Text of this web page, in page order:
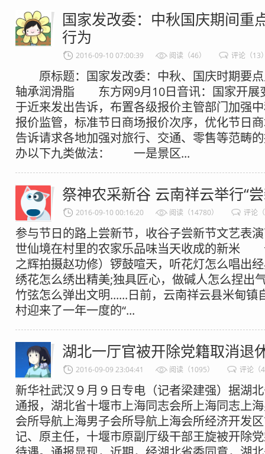
国家发改委：中秋国庆期间重
行为
2016-09-10 07:00:39 阅读（46） 评论（13
原标题：国家发改委：中秋、国庆时期要点
轴承润滑脂 东方网9月10日音讯：国家开展
于近来发出告诉，布置各级报价主管部门加强
报价监管，标准节日商场报价次序，优化节
告诉请求各地加强对旅行、交通、零售等范畴
办以下九类做法： 一是景区...
祭神农采新谷 云南祥云举行“
2016-09-10 00:16:20 阅读（14780） 评论
参与节日的路上尝新节，收谷子尝新节文艺表
世仙境在村里的农家乐品味当天收成的新米
之辉拍摄赵功修）锣鼓喧天，听花灯怎么唱出
绣花怎么绣出精美;独具匠心，做碱人怎么捏出
竹弦怎么弹出文明......日前，云南祥云县米甸镇
村迎来了一年一度的“...
湖北一厅官被开除党籍取消退
2016-09-09 23:04:41 阅读（1095） 评论（
新华社武汉９月９日专电（记者梁建强）据湖
通报，湖北省十堰市上海同志会所上海同志上
会所导航上海男子会所导航上海会所经济开发
记、原主任，十堰市原副厅级干部王旋被开除